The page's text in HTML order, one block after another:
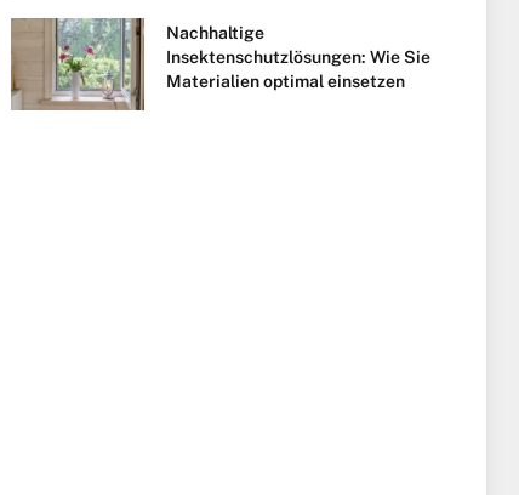
Nachhaltige
Insektenschutzlösungen: Wie Sie
Materialien optimal einsetzen